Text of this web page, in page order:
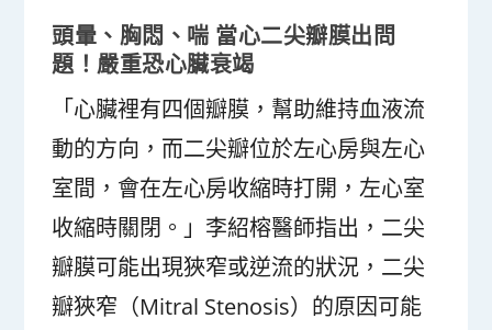
頭暈、胸悶、喘 當心二尖瓣膜出問
題！嚴重恐心臟衰竭
「心臟裡有四個瓣膜，幫助維持血液流
動的方向，而二尖瓣位於左心房與左心
室間，會在左心房收縮時打開，左心室
收縮時關閉。」李紹榕醫師指出，二尖
瓣膜可能出現狹窄或逆流的狀況，二尖
瓣狹窄（Mitral Stenosis）的原因可能